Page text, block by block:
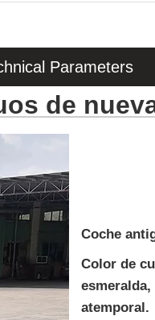
Parameters
de
Coche
Color de
atemporal.